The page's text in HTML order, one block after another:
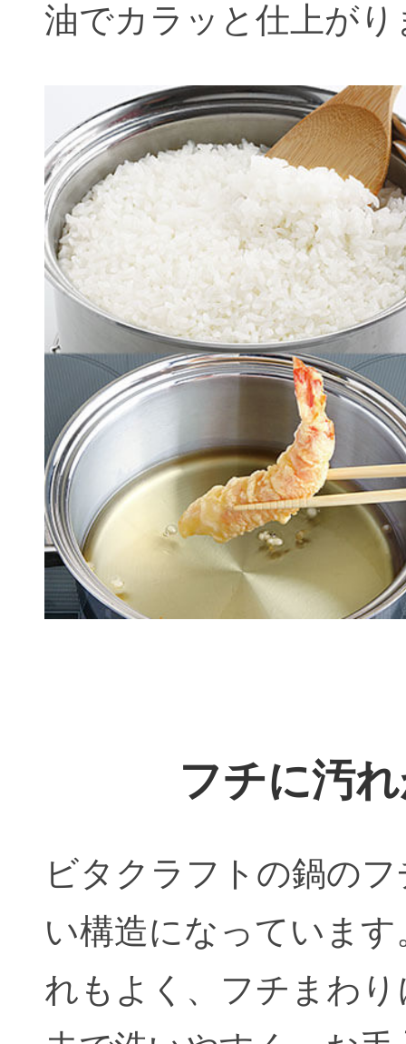
油でカラッと仕上がり
フチに汚
ビタクラフトの鍋の
い構造になっていま
れもよく、フチまわ